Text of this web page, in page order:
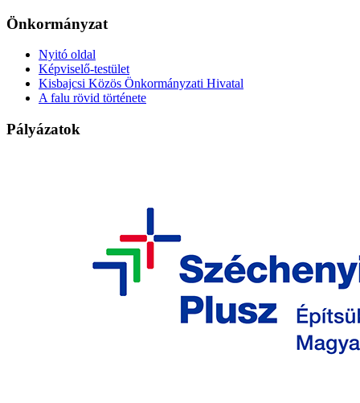
Önkormányzat
Nyitó oldal
Képviselő-testület
Kisbajcsi Közös Önkormányzati Hivatal
A falu rövid története
Pályázatok